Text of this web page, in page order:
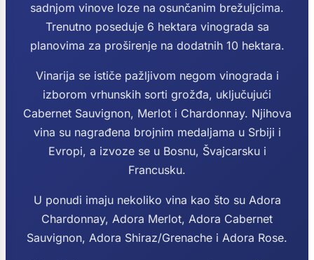
sadnjom vinove loze na osunčanim brežuljcima.
Trenutno poseduje 6 hektara vinograda sa
planovima za proširenje na dodatnih 10 hektara.
Vinarija se ističe pažljivom negom vinograda i
izborom vrhunskih sorti grožđa, uključujući
Cabernet Sauvignon, Merlot i Chardonnay. Njihova
vina su nagrađena brojnim medaljama u Srbiji i
Evropi, a izvoze se u Bosnu, Švajcarsku i
Francusku.
U ponudi imaju nekoliko vina kao što su Adora
Chardonnay, Adora Merlot, Adora Cabernet
Sauvignon, Adora Shiraz/Grenache i Adora Rose.